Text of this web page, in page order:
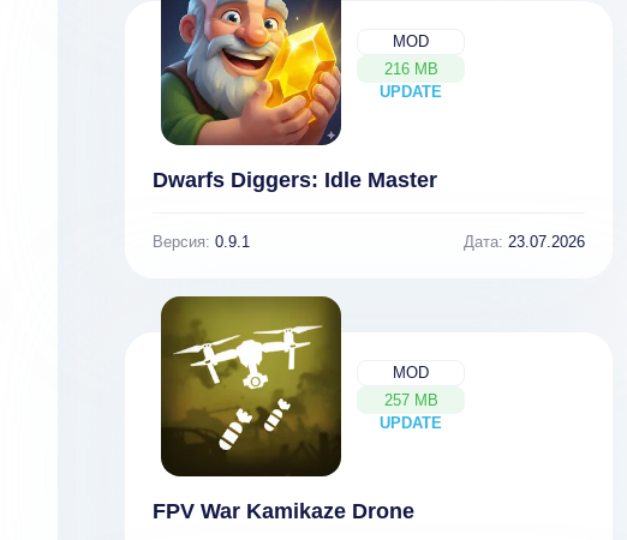
MOD
216 MB
UPDATE
NEW
Dwarfs Diggers: Idle Master
Версия: 0.9.1 Дата: 23.07.2026
MOD
257 MB
UPDATE
NEW
FPV War Kamikaze Drone